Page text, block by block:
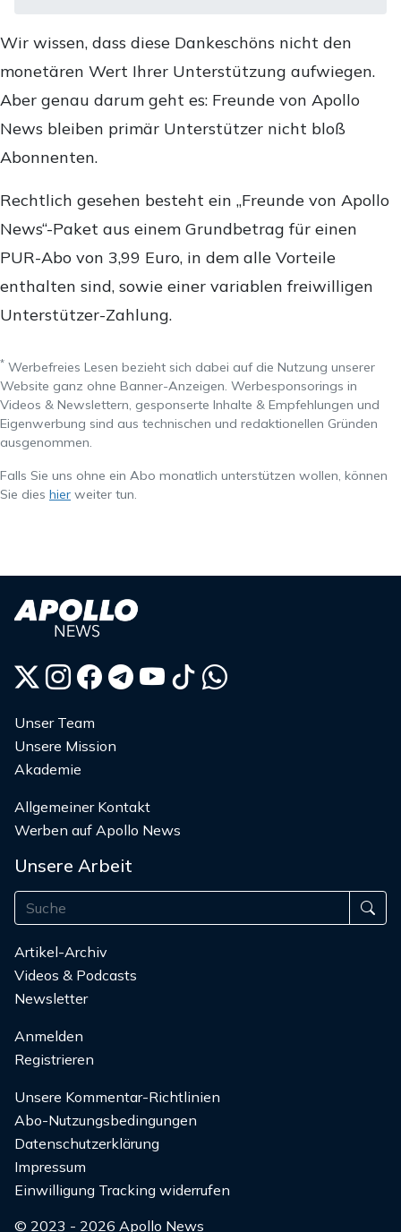
Wir wissen, dass diese Dankeschöns nicht den
monetären Wert Ihrer Unterstützung aufwiegen.
Aber genau darum geht es: Freunde von Apollo
News bleiben primär Unterstützer nicht bloß
Abonnenten.
Rechtlich gesehen besteht ein „Freunde von Apollo
News“-Paket aus einem Grundbetrag für einen
PUR-Abo von 3,99 Euro, in dem alle Vorteile
enthalten sind, sowie einer variablen freiwilligen
Unterstützer-Zahlung.
* Werbefreies Lesen bezieht sich dabei auf die Nutzung unserer
Website ganz ohne Banner-Anzeigen. Werbesponsorings in
Videos & Newslettern, gesponserte Inhalte & Empfehlungen und
Eigenwerbung sind aus technischen und redaktionellen Gründen
ausgenommen.
Falls Sie uns ohne ein Abo monatlich unterstützen wollen, können
Sie dies hier weiter tun.
Unser Team
Unsere Mission
Akademie
Allgemeiner Kontakt
Werben auf Apollo News
Unsere Arbeit
Artikel-Archiv
Videos & Podcasts
Newsletter
Anmelden
Registrieren
Unsere Kommentar-Richtlinien
Abo-Nutzungsbedingungen
Datenschutzerklärung
Impressum
Einwilligung Tracking widerrufen
© 2023 - 2026 Apollo News